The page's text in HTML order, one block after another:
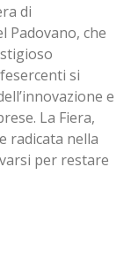
di
Padovano, che
si
e
La Fiera,
radicata nella
per restare